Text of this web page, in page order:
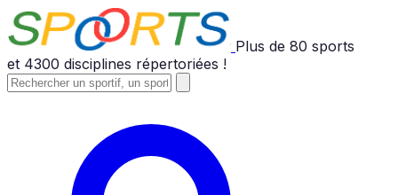
Plus de 80 sports
et 4300 disciplines répertoriées !